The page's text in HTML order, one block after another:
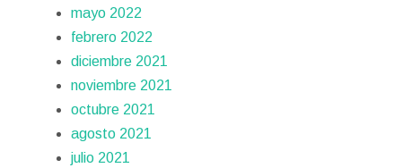
mayo 2022
febrero 2022
diciembre 2021
noviembre 2021
octubre 2021
agosto 2021
julio 2021